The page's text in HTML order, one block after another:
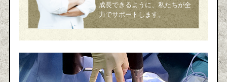
成長できるように、私たちが全
力でサポートします。